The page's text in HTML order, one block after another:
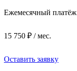
Ежемесячный платёж
15 750 ₽ / мес.
Оставить заявку